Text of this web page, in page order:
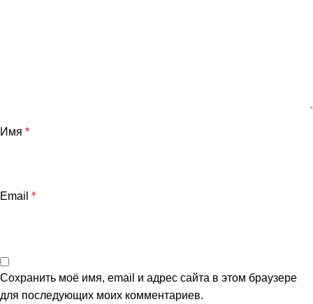
Имя *
Email *
Сохранить моё имя, email и адрес сайта в этом браузере
для последующих моих комментариев.